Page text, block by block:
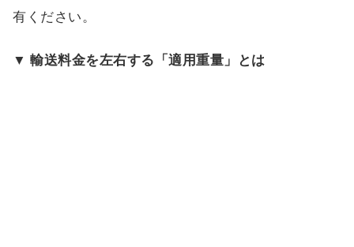
有ください。
▼ 輸送料金を左右する「適用重量」とは